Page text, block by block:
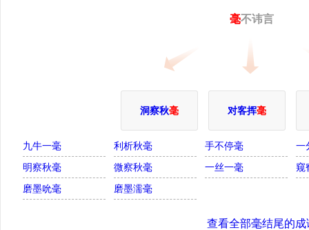
毫不讳言
洞察秋毫 对客挥毫
九牛一毫 利析秋毫 手不停毫
一
明察秋毫
微察秋毫 一丝一毫
窥
磨墨吮毫
磨墨濡毫
查看全部毫结尾的成